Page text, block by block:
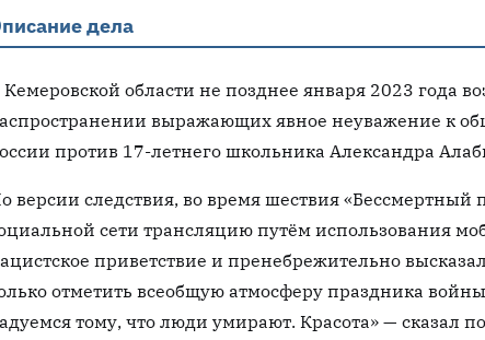
дела
области не позднее января 2023 года
выражающих явное неуважение к
против 17-летнего школьника Александра
версии следствия, во время шествия
сети трансляцию путём использования
приветствие и пренебрежительно
отметить всеобщую атмосферу праздника
тому, что люди умирают. Красота» — сказал